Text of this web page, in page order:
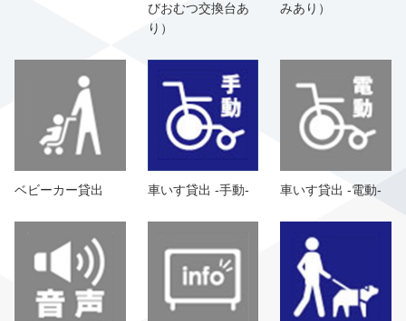
びおむつ交換台あ
り）
みあり）
ベビーカー貸出 車いす貸出 -手動- 車いす貸出 -電動-